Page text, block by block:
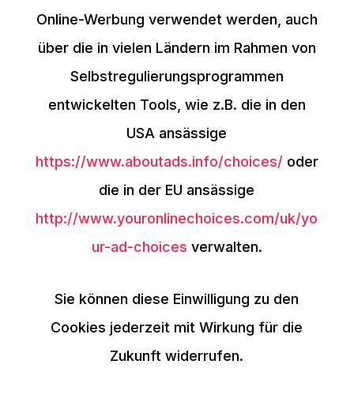
Online-Werbung verwendet werden, auch
über die in vielen Ländern im Rahmen von
Selbstregulierungsprogrammen
entwickelten Tools, wie z.B. die in den
USA ansässige
https://www.aboutads.info/choices/oder
die in der EU ansässige
http://www.youronlinechoices.com/uk/yo
ur-ad-choices verwalten.
Sie können diese Einwilligung zu den
Cookies jederzeit mit Wirkung für die
Zukunft widerrufen.